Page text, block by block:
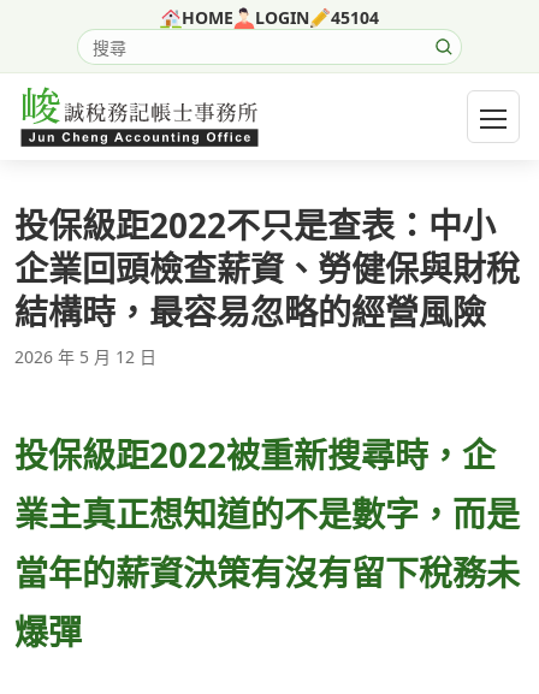
HOME LOGIN 45104
搜尋網站內容
開啟
投保級距2022不只是查表：中小
企業回頭檢查薪資、勞健保與財稅
結構時，最容易忽略的經營風險
2026 年 5 月 12 日
投保級距2022被重新搜尋時，企
業主真正想知道的不是數字，而是
當年的薪資決策有沒有留下稅務未
爆彈